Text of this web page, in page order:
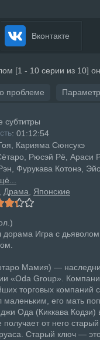
Вконтакте
[1 - 10 серии из 10]
проблеме
субтитры
: 01:12:54
Карияма Сюнсукэ
Рюсэй Рё, Араси
Фурукава Котонэ,
Драма Японские
дорама Игра с
Мамия) —
«Oda Group».
торговых компаний
его мать
Ода (Киккава Кодзи)
от него
Старый ключ —